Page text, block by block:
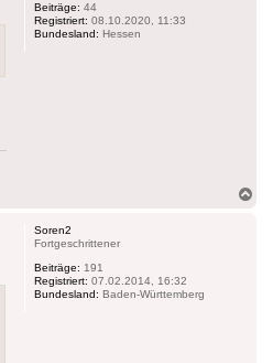
Beiträge: 44
Registriert: 08.10.2020, 11:33
Bundesland: Hessen
Soren2
Fortgeschrittener
Beiträge: 191
Registriert: 07.02.2014, 16:32
Bundesland: Baden-Württemberg